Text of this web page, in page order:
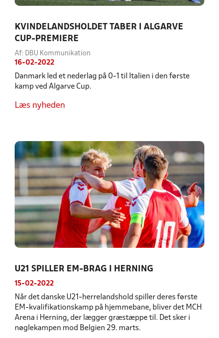
KVINDELANDSHOLDET TABER I ALGARVE
CUP-PREMIERE
Af: DBU Kommunikation
16-02-2022
Danmark led et nederlag på 0-1 til Italien i den første
kamp ved Algarve Cup.
Læs nyheden
U21 SPILLER EM-BRAG I HERNING
15-02-2022
Når det danske U21-herrelandshold spiller deres første
EM-kvalifikationskamp på hjemmebane, bliver det MCH
Arena i Herning, der lægger græstæppe til. Det sker i
nøglekampen mod Belgien 29. marts.